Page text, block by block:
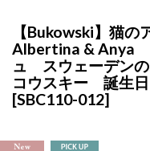
【Bukowski】猫
Albertina & Anya
ュ スウェーデン
コウスキー 誕生
[SBC110-012]